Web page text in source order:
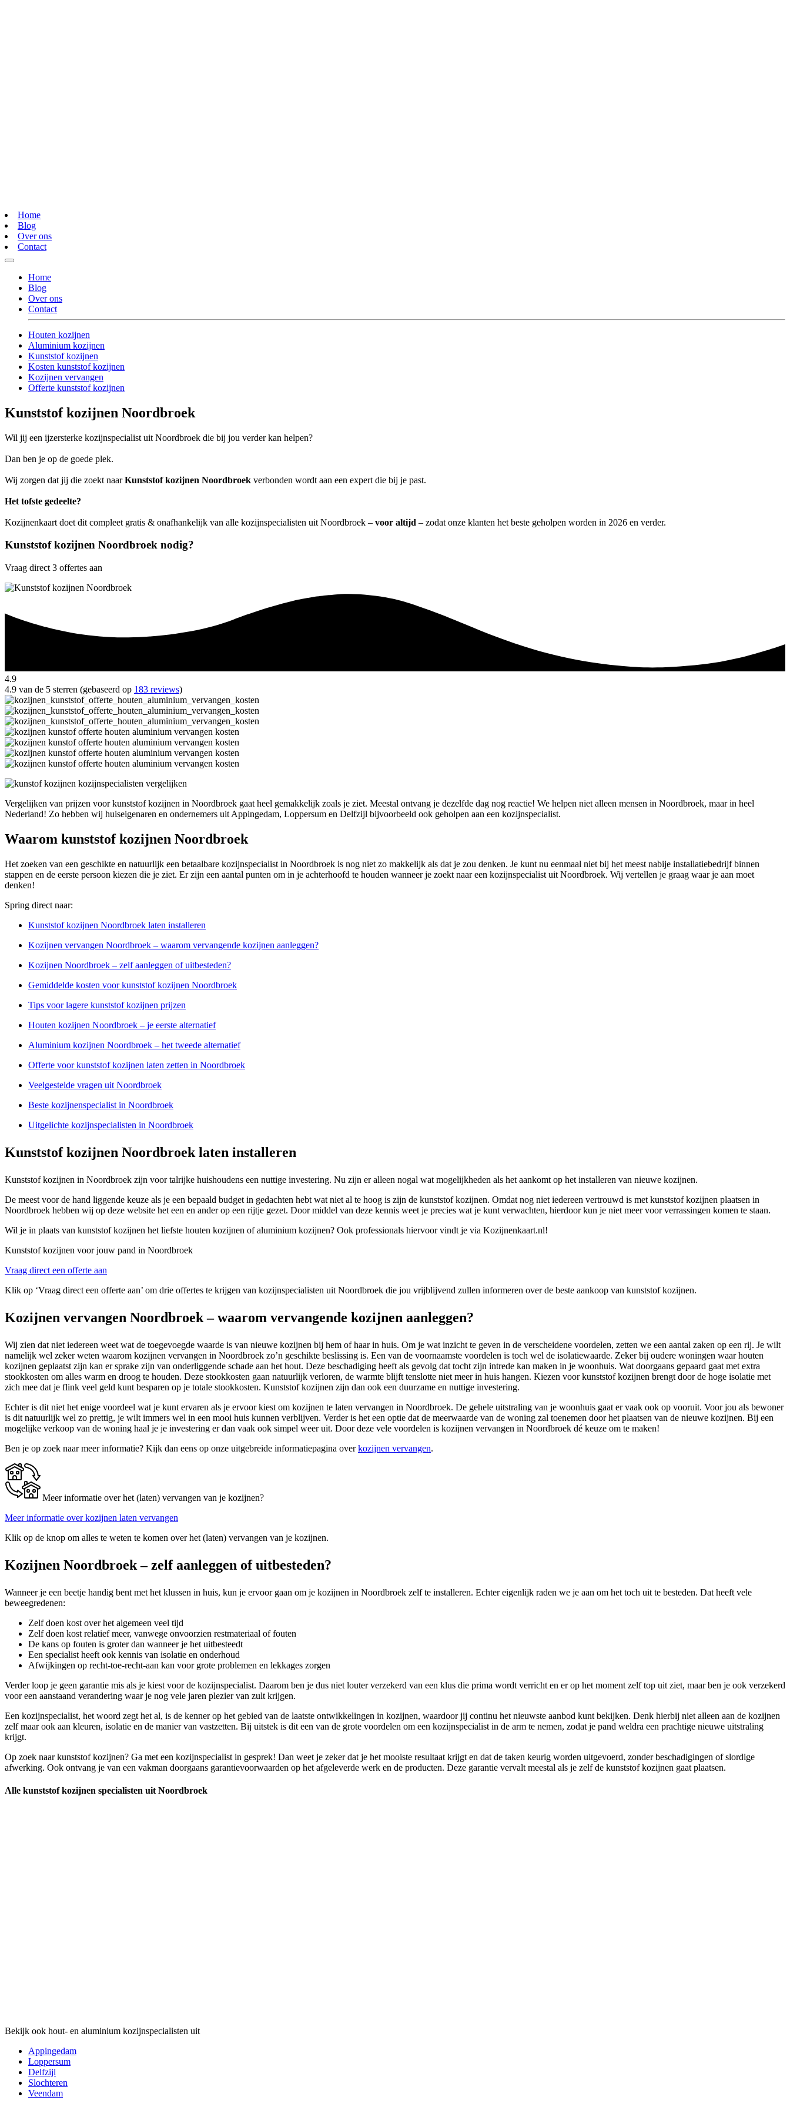
Home
Blog
Over ons
Contact
Home
Blog
Over ons
Contact
Houten kozijnen
Aluminium kozijnen
Kunststof kozijnen
Kosten kunststof kozijnen
Kozijnen vervangen
Offerte kunststof kozijnen
Kunststof kozijnen Noordbroek
Wil jij een ijzersterke kozijnspecialist uit Noordbroek die bij jou verder kan helpen?
Dan ben je op de goede plek.
Wij zorgen dat jij die zoekt naarKunststof kozijnen Noordbroek verbonden wordt aan een expert die bij je past.
Het tofste gedeelte?
Kozijnenkaart doet dit compleet gratis & onafhankelijk van alle kozijnspecialisten uit Noordbroek – voor altijd – zodat onze klanten het beste geholpen worden in 2026 en verder.
Kunststof kozijnen Noordbroek nodig?
Vraag direct 3 offertes aan
4.9
4.9 van de 5 sterren (gebaseerd op 183 reviews)
Vergelijken van prijzen voor kunststof kozijnen in Noordbroek gaat heel gemakkelijk zoals je ziet. Meestal ontvang je dezelfde dag nog reactie! We helpen niet alleen mensen in Noordbroek, maar in heel
Nederland! Zo hebben wij huiseigenaren en ondernemers uit Appingedam, Loppersum en Delfzijl bijvoorbeeld ook geholpen aan een kozijnspecialist.
Waarom kunststof kozijnen Noordbroek
Het zoeken van een geschikte en natuurlijk een betaalbare kozijnspecialist in Noordbroek is nog niet zo makkelijk als dat je zou denken. Je kunt nu eenmaal niet bij het meest nabije installatiebedrijf binnen
stappen en de eerste persoon kiezen die je ziet. Er zijn een aantal punten om in je achterhoofd te houden wanneer je zoekt naar een kozijnspecialist uit Noordbroek. Wij vertellen je graag waar je aan moet
denken!
Spring direct naar:
Kunststof kozijnen Noordbroek laten installeren
Kozijnen vervangen Noordbroek – waarom vervangende kozijnen aanleggen?
Kozijnen Noordbroek – zelf aanleggen of uitbesteden?
Gemiddelde kosten voor kunststof kozijnen Noordbroek
Tips voor lagere kunststof kozijnen prijzen
Houten kozijnen Noordbroek – je eerste alternatief
Aluminium kozijnen Noordbroek – het tweede alternatief
Offerte voor kunststof kozijnen laten zetten in Noordbroek
Veelgestelde vragen uit Noordbroek
Beste kozijnenspecialist in Noordbroek
Uitgelichte kozijnspecialisten in Noordbroek
Kunststof kozijnen Noordbroek laten installeren
Kunststof kozijnen in Noordbroek zijn voor talrijke huishoudens een nuttige investering. Nu zijn er alleen nogal wat mogelijkheden als het aankomt op het installeren van nieuwe kozijnen.
De meest voor de hand liggende keuze als je een bepaald budget in gedachten hebt wat niet al te hoog is zijn de kunststof kozijnen. Omdat nog niet iedereen vertrouwd is met kunststof kozijnen plaatsen in
Noordbroek hebben wij op deze website het een en ander op een rijtje gezet. Door middel van deze kennis weet je precies wat je kunt verwachten, hierdoor kun je niet meer voor verrassingen komen te staan.
Wil je in plaats van kunststof kozijnen het liefste houten kozijnen of aluminium kozijnen? Ook professionals hiervoor vindt je via Kozijnenkaart.nl!
Kunststof kozijnen voor jouw pand in Noordbroek
Vraag direct een offerte aan
Klik op ‘Vraag direct een offerte aan’ om drie offertes te krijgen van kozijnspecialisten uit Noordbroek die jou vrijblijvend zullen informeren over de beste aankoop van kunststof kozijnen.
Kozijnen vervangen Noordbroek – waarom vervangende kozijnen aanleggen?
Wij zien dat niet iedereen weet wat de toegevoegde waarde is van nieuwe kozijnen bij hem of haar in huis. Om je wat inzicht te geven in de verscheidene voordelen, zetten we een aantal zaken op een rij. Je wilt
namelijk wel zeker weten waarom kozijnen vervangen in Noordbroek zo’n geschikte beslissing is. Een van de voornaamste voordelen is toch wel de isolatiewaarde. Zeker bij oudere woningen waar houten
kozijnen geplaatst zijn kan er sprake zijn van onderliggende schade aan het hout. Deze beschadiging heeft als gevolg dat tocht zijn intrede kan maken in je woonhuis. Wat doorgaans gepaard gaat met extra
stookkosten om alles warm en droog te houden. Deze stookkosten gaan natuurlijk verloren, de warmte blijft tenslotte niet meer in huis hangen. Kiezen voor kunststof kozijnen brengt door de hoge isolatie met
zich mee dat je flink veel geld kunt besparen op je totale stookkosten. Kunststof kozijnen zijn dan ook een duurzame en nuttige investering.
Echter is dit niet het enige voordeel wat je kunt ervaren als je ervoor kiest om kozijnen te laten vervangen in Noordbroek. De gehele uitstraling van je woonhuis gaat er vaak ook op vooruit. Voor jou als bewoner
is dit natuurlijk wel zo prettig, je wilt immers wel in een mooi huis kunnen verblijven. Verder is het een optie dat de meerwaarde van de woning zal toenemen door het plaatsen van de nieuwe kozijnen. Bij een
mogelijke verkoop van de woning haal je je investering er dan vaak ook simpel weer uit. Door deze vele voordelen is kozijnen vervangen in Noordbroek dé keuze om te maken!
Ben je op zoek naar meer informatie? Kijk dan eens op onze uitgebreide informatiepagina overkozijnen vervangen.
Meer informatie over het (laten) vervangen van je kozijnen?
Meer informatie over kozijnen laten vervangen
Klik op de knop om alles te weten te komen over het (laten) vervangen van je kozijnen.
Kozijnen Noordbroek – zelf aanleggen of uitbesteden?
Wanneer je een beetje handig bent met het klussen in huis, kun je ervoor gaan om je kozijnen in Noordbroek zelf te installeren. Echter eigenlijk raden we je aan om het toch uit te besteden. Dat heeft vele
beweegredenen:
Zelf doen kost over het algemeen veel tijd
Zelf doen kost relatief meer, vanwege onvoorzien restmateriaal of fouten
De kans op fouten is groter dan wanneer je het uitbesteedt
Een specialist heeft ook kennis van isolatie en onderhoud
Afwijkingen op recht-toe-recht-aan kan voor grote problemen en lekkages zorgen
Verder loop je geen garantie mis als je kiest voor de kozijnspecialist. Daarom ben je dus niet louter verzekerd van een klus die prima wordt verricht en er op het moment zelf top uit ziet, maar ben je ook verzekerd
voor een aanstaand verandering waar je nog vele jaren plezier van zult krijgen.
Een kozijnspecialist, het woord zegt het al, is de kenner op het gebied van de laatste ontwikkelingen in kozijnen, waardoor jij continu het nieuwste aanbod kunt bekijken. Denk hierbij niet alleen aan de kozijnen
zelf maar ook aan kleuren, isolatie en de manier van vastzetten. Bij uitstek is dit een van de grote voordelen om een kozijnspecialist in de arm te nemen, zodat je pand weldra een prachtige nieuwe uitstraling
krijgt.
Op zoek naar kunststof kozijnen? Ga met een kozijnspecialist in gesprek! Dan weet je zeker dat je het mooiste resultaat krijgt en dat de taken keurig worden uitgevoerd, zonder beschadigingen of slordige
afwerking. Ook ontvang je van een vakman doorgaans garantievoorwaarden op het afgeleverde werk en de producten. Deze garantie vervalt meestal als je zelf de kunststof kozijnen gaat plaatsen.
Alle kunststof kozijnen specialisten uit Noordbroek
Bekijk ook hout- en aluminium kozijnspecialisten uit
Appingedam
Loppersum
Delfzijl
Slochteren
Veendam